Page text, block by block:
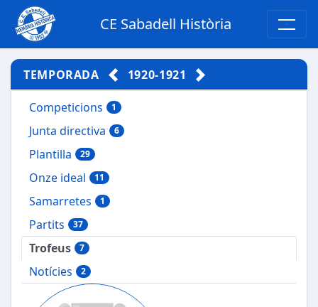
CE Sabadell Història
TEMPORADA 1920-1921
Competicions 1
Junta directiva 6
Plantilla 29
Onze ideal 11
Samarretes 1
Partits 37
Trofeus 7
Notícies 2